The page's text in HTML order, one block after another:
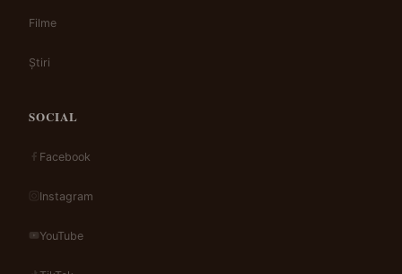
Filme
Știri
SOCIAL
Facebook
Instagram
YouTube